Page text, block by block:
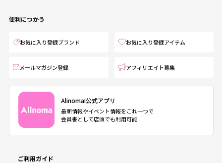
便利につかう
お気に入り登録ブランド お気に入り登録アイテム
メールマガジン登録 アフィリエイト募集
AlinomaI公式アプリ
最新情報やイベント情報をこれ一つで
会員書として店頭でも利用可能
ご利用ガイド